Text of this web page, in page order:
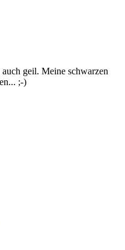
geil. Meine schwarzen
;-)